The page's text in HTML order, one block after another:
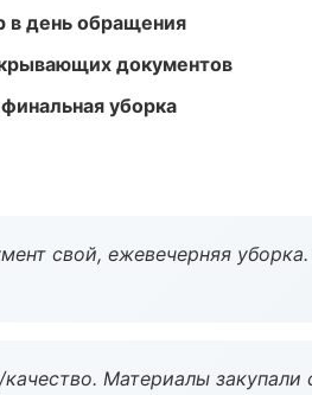
в день обращения
документов
уборка
свой, ежевечерняя
Материалы